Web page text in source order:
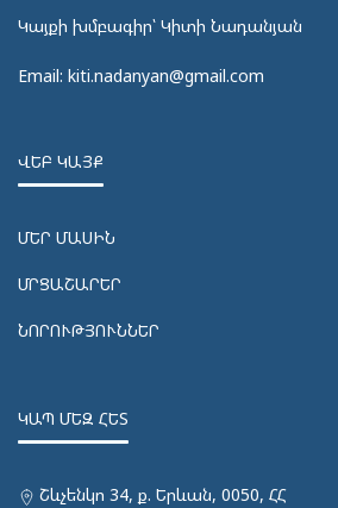
Կայքի խմբագիր՝ Կիտի Նադանյան
Email: kiti.nadanyan@gmail.com
ՎԵԲ ԿԱՅՔ
ՄԵՐ ՄԱՍԻՆ
ՄՐՑԱՇԱՐԵՐ
ՆՈՐՈՒԹՅՈՒՆՆԵՐ
ԿԱՊ ՄԵԶ ՀԵՏ
Շևչենկո 34, ք. Երևան, 0050, ՀՀ